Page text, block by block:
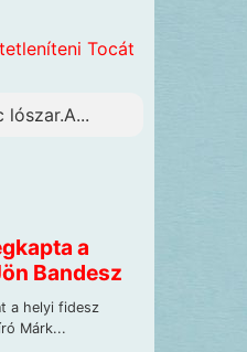
Tocát
lószar.A...